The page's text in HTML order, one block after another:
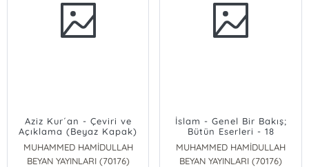
Aziz Kur´an - Çeviri ve
Açıklama (Beyaz Kapak)
MUHAMMED HAMİDULLAH
BEYAN YAYINLARI (70176)
İslam - Genel Bir Bakış;
Bütün Eserleri - 18
MUHAMMED HAMİDULLAH
BEYAN YAYINLARI (70176)